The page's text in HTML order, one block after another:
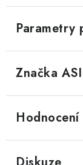
Parametry
Značka